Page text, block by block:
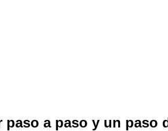
a paso y un paso